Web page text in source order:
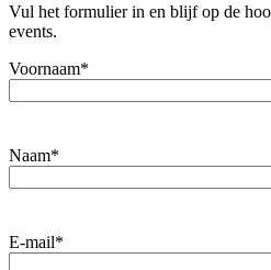
Vul het formulier in en blijf op de
events.
Voornaam*
Naam*
E-mail*